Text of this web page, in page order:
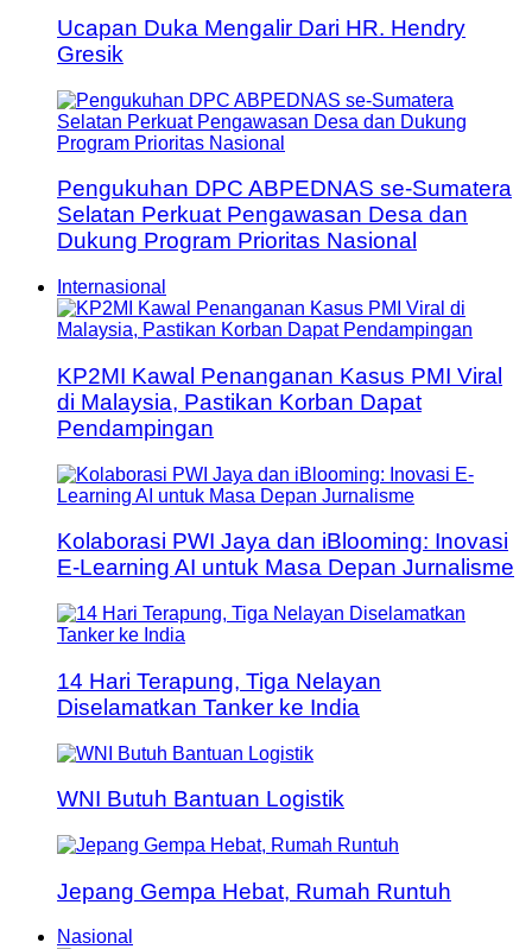
Ucapan Duka Mengalir Dari HR. Hendry
Gresik
Pengukuhan DPC ABPEDNAS se-Sumatera
Selatan Perkuat Pengawasan Desa dan
Dukung Program Prioritas Nasional
Internasional
KP2MI Kawal Penanganan Kasus PMI Viral
di Malaysia, Pastikan Korban Dapat
Pendampingan
Kolaborasi PWI Jaya dan iBlooming: Inovasi
E-Learning AI untuk Masa Depan Jurnalisme
14 Hari Terapung, Tiga Nelayan
Diselamatkan Tanker ke India
WNI Butuh Bantuan Logistik
Jepang Gempa Hebat, Rumah Runtuh
Nasional